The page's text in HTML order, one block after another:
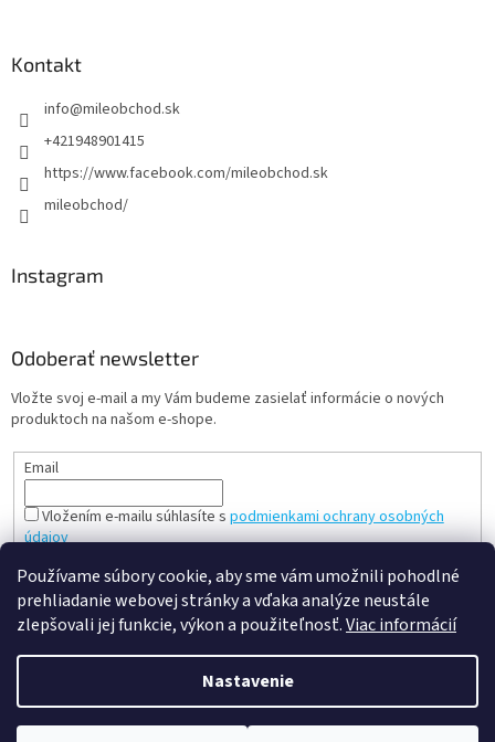
Používame súbory cookie, aby sme vám umožnili pohodlné
prehliadanie webovej stránky a vďaka analýze neustále
zlepšovali jej funkcie, výkon a použiteľnosť.Viac informácií
Nastavenie
Kontakt
info@mileobchod.sk
+421948901415
https://www.facebook.com/mileobchod.sk
mileobchod/
Instagram
Odoberať newsletter
Vložte svoj e-mail a my Vám budeme zasielať informácie o nových
produktoch na našom e-shope.
Email
Vložením e-mailu súhlasíte s podmienkami ochrany osobných
údajov
PRIHLÁSIŤ SA
Copyright 2026slovenská a česká hračka - mileobchod.sk.